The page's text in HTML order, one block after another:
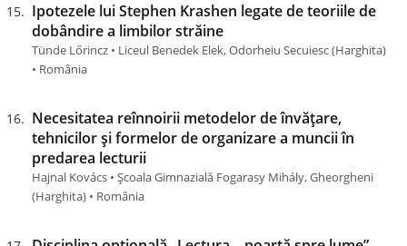
Ipotezele lui Stephen Krashen legate de teoriile de
dobândire a limbilor străine
Tünde Lőrincz • Liceul Benedek Elek, Odorheiu Secuiesc (Harghita)
• România
Necesitatea reînnoirii metodelor de învățare,
tehnicilor și formelor de organizare a muncii în
predarea lecturii
Hajnal Kovács • Școala Gimnazială Fogarasy Mihály, Gheorgheni
(Harghita) • România